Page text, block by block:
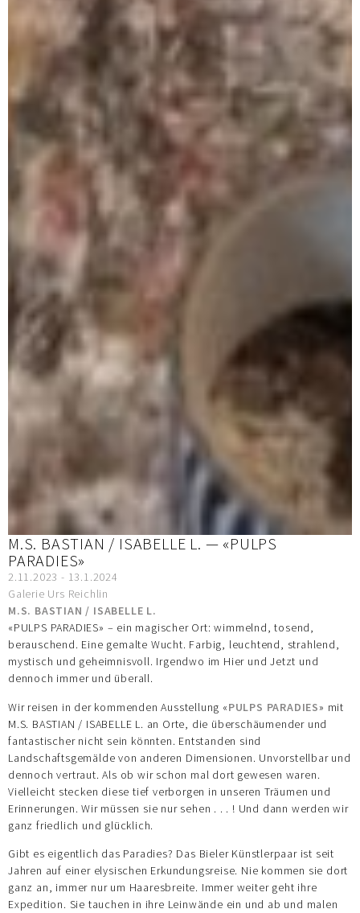
M.S. BASTIAN / ISABELLE L. — «PULPS
PARADIES»
2.11.2023 - 13.1.2024
Galerie Urs Reichlin
M.S. BASTIAN / ISABELLE L.
«PULPS PARADIES» – ein magischer Ort: wimmelnd, tosend,
berauschend. Eine gemalte Wucht. Farbig, leuchtend, strahlend,
mystisch und geheimnisvoll. Irgendwo im Hier und Jetzt und
dennoch immer und überall.
Wir reisen in der kommenden Ausstellung «PULPS PARADIES» mit
M.S. BASTIAN / ISABELLE L. an Orte, die überschäumender und
fantastischer nicht sein könnten. Entstanden sind
Landschaftsgemälde von anderen Dimensionen. Unvorstellbar und
dennoch vertraut. Als ob wir schon mal dort gewesen waren.
Vielleicht stecken diese tief verborgen in unseren Träumen und
Erinnerungen. Wir müssen sie nur sehen . . . ! Und dann werden wir
ganz friedlich und glücklich.
Gibt es eigentlich das Paradies? Das Bieler Künstlerpaar ist seit
Jahren auf einer elysischen Erkundungsreise. Nie kommen sie dort
ganz an, immer nur um Haaresbreite. Immer weiter geht ihre
Expedition. Sie tauchen in ihre Leinwände ein und ab und malen